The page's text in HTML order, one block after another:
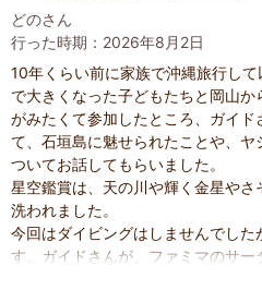
どのさん
行った時期：2026年8月2日
10年くらい前に家族で沖縄旅行し
で大きくなった子どもたちと岡山
がみたくて参加したところ、ガイド
て、石垣島に魅せられたことや、
ついてお話してもらいました。
星空鑑賞は、天の川や輝く金星や
洗われました。
今回はダイビングはしませんでし
す。ガイドさんが、ファミマのサー